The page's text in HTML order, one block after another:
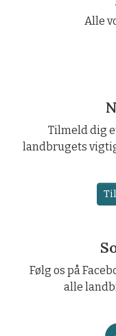
Alle
Tilmeld dig
landbrugets
Følg os på
alle